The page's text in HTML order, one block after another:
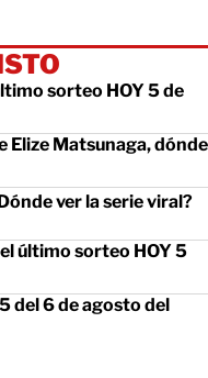
sorteo HOY 5 de
Elize Matsunaga, dónde
ver la serie viral?
último sorteo HOY 5
del 6 de agosto del